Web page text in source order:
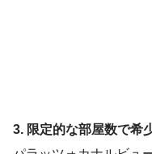
3. 限定的な部屋数で希